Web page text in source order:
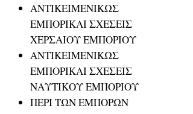
ΑΝΤΙΚΕΙΜΕΝΙΚΩΣ
ΕΜΠΟΡΙΚΑΙ ΣΧΕΣΕΙΣ
ΧΕΡΣΑΙΟΥ ΕΜΠΟΡΙΟΥ
ΑΝΤΙΚΕΙΜΕΝΙΚΩΣ
ΕΜΠΟΡΙΚΑΙ ΣΧΕΣΕΙΣ
ΝΑΥΤΙΚΟΥ ΕΜΠΟΡΙΟΥ
ΠΕΡΙ ΤΩΝ ΕΜΠΟΡΩΝ